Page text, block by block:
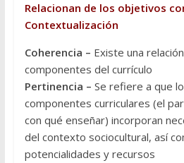
Relacionan de los objetivos
Contextualización
Coherencia – Existe una
componentes del currículo
Pertinencia – Se refiere a que
componentes curriculares (el
con qué enseñar) incorporan
del contexto sociocultural, así
potencialidades y recursos